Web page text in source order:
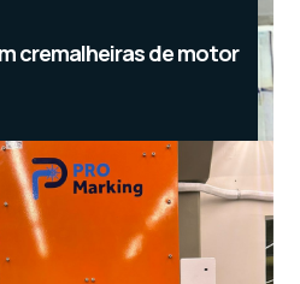
cremalheiras de motor